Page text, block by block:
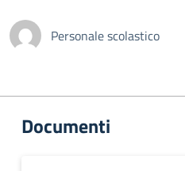
Personale scolastico
Documenti